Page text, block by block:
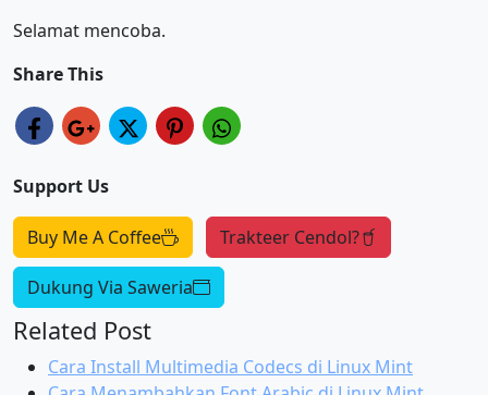
Selamat mencoba.
Share This
Support Us
Buy Me A Coffee Trakteer Cendol?
Dukung Via Saweria
Related Post
Cara Install Multimedia Codecs di Linux Mint